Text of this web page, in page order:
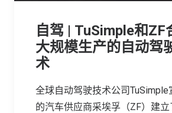
自驾 | TuSimple和ZF
大规模生产的自动驾
术
全球自动驾驶技术公司TuSimple
的汽车供应商采埃孚（ZF）建